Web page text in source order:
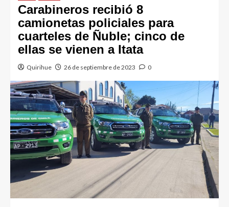
Carabineros recibió 8
camionetas policiales para
cuarteles de Ñuble; cinco de
ellas se vienen a Itata
Quirihue 26 de septiembre de 2023 0